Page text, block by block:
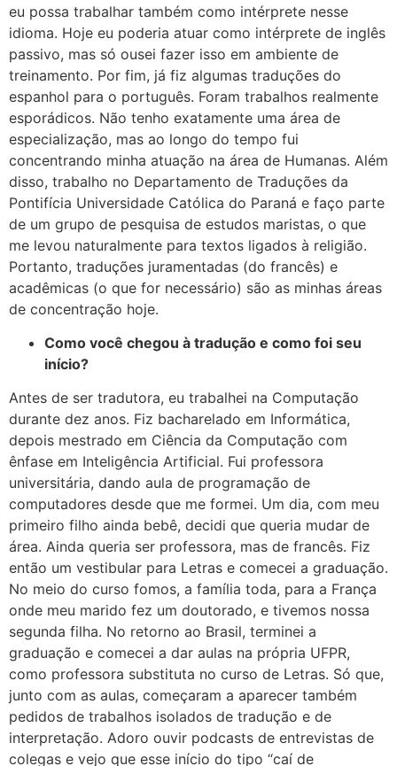
eu possa trabalhar também como intérprete nesse
idioma. Hoje eu poderia atuar como intérprete de inglês
passivo, mas só ousei fazer isso em ambiente de
treinamento. Por fim, já fiz algumas traduções do
espanhol para o português. Foram trabalhos realmente
esporádicos. Não tenho exatamente uma área de
especialização, mas ao longo do tempo fui
concentrando minha atuação na área de Humanas. Além
disso, trabalho no Departamento de Traduções da
Pontifícia Universidade Católica do Paraná e faço parte
de um grupo de pesquisa de estudos maristas, o que
me levou naturalmente para textos ligados à religião.
Portanto, traduções juramentadas (do francês) e
acadêmicas (o que for necessário) são as minhas áreas
de concentração hoje.
Como você chegou à tradução e como foi seu
início?
Antes de ser tradutora, eu trabalhei na Computação
durante dez anos. Fiz bacharelado em Informática,
depois mestrado em Ciência da Computação com
ênfase em Inteligência Artificial. Fui professora
universitária, dando aula de programação de
computadores desde que me formei. Um dia, com meu
primeiro filho ainda bebê, decidi que queria mudar de
área. Ainda queria ser professora, mas de francês. Fiz
então um vestibular para Letras e comecei a graduação.
No meio do curso fomos, a família toda, para a França
onde meu marido fez um doutorado, e tivemos nossa
segunda filha. No retorno ao Brasil, terminei a
graduação e comecei a dar aulas na própria UFPR,
como professora substituta no curso de Letras. Só que,
junto com as aulas, começaram a aparecer também
pedidos de trabalhos isolados de tradução e de
interpretação. Adoro ouvir podcasts de entrevistas de
colegas e vejo que esse início do tipo “caí de